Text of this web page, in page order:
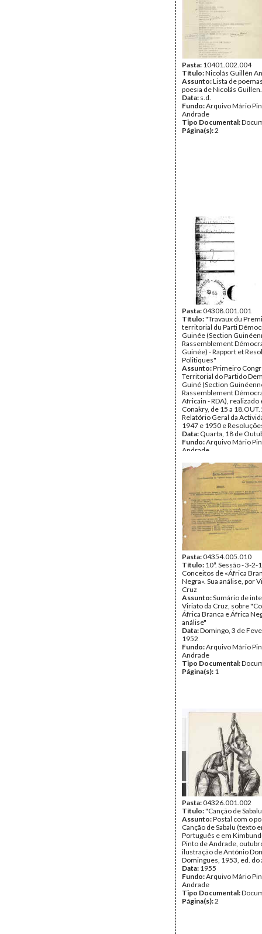
Pasta: 10401.002.004
Título:Nicolás Guillén
Assunto:Lista de
poesia de Nicolás Guillen.
Data: s.d.
Fundo:Arquivo Mário
Andrade
Tipo Documental:
Página(s):2
Pasta:04308.001.001
Título:"Travaux du
territorial du Parti
Guinée (Section
Rassemblement
Guinée) - Rapport et
Politiques"
Assunto:Primeiro
Territorial do Partido
Guiné (Section
Rassemblement
Africain - RDA), realizado
Conakry, de 15 a
Relatório Geral da
1947 e 1950 e
Data: Quarta, 18 de
Fundo:Arquivo Mário
Andrade
Página(s):28
Pasta:04354.005.010
Título: 10ª. Sessão - 3-2-
Conceitos de «África
Negra». Sua análise, por
Cruz
Assunto:Sumário de
Viriato da Cruz, sobre
África Branca e África
análise"
Data:Domingo, 3 de
1952
Fundo:Arquivo Mário
Andrade
Tipo Documental:
Página(s): 1
Pasta:04326.001.002
Título:"Canção de
Assunto:Postal com o
Canção de Sabalu (texto
Português e em
Pinto de Andrade,
ilustração de António
Domingues, 1953, ed. do
Data: 1955
Fundo:Arquivo Mário
Andrade
Tipo Documental:
Página(s):2